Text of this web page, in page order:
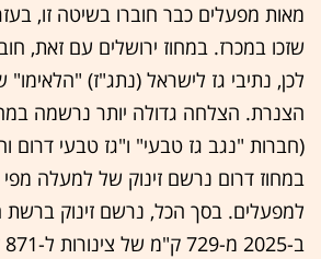
מאות מפעלים כבר חוברו בשיטה זו,
לכן, נתיבי גז לישראל (נתג"ז)
הצנרת. הצלחה גדולה יותר נרשמה
(חברות "נגב גז טבעי" ו"גז טבעי
למפעלים. בסך הכל, נרשם זינוק ברשת
ב-2025 מ-729 ק"מ של צינורות ל-871 ק"מ.